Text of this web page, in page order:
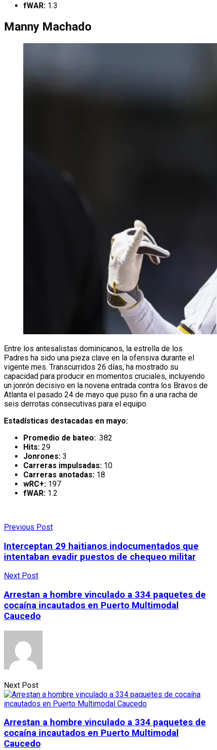
fWAR: 1.3
Manny Machado
Entre los antesalistas dominicanos, la estrella de los
Padres ha sido una pieza clave en la ofensiva durante el
vigente mes. Transcurridos 26 días, ha mostrado su
capacidad para producir en momentos cruciales, incluyendo
un jonrón decisivo en la novena entrada contra los Bravos de
Atlanta el pasado 24 de mayo que puso fin a una racha de
seis derrotas consecutivas para el equipo
Estadísticas destacadas en mayo:
Promedio de bateo: .382
Hits: 29
Jonrones: 3
Carreras impulsadas: 10
Carreras anotadas: 18
wRC+: 197
fWAR: 1.2
Previous Post
Interceptan 29 haitianos indocumentados que
intentaban evadir puestos de chequeo militar
Next Post
Arrestan a hombre vinculado a 334 paquetes de
cocaína incautados en Puerto Multimodal
Caucedo
Next Post
Arrestan a hombre vinculado a 334 paquetes de
cocaína incautados en Puerto Multimodal
Caucedo